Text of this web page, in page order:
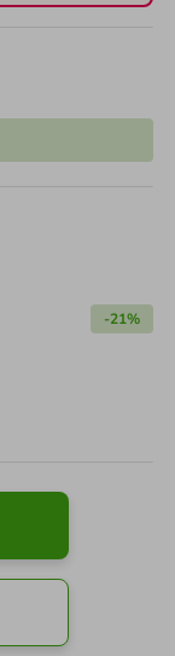
-21%